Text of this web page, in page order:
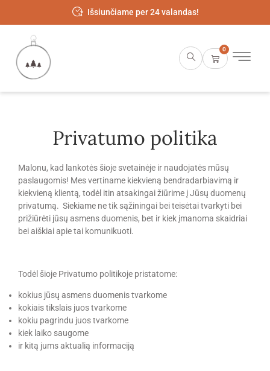
Išsiunčiame per 24 valandas!
0
Privatumo politika
Malonu, kad lankotės šioje svetainėje ir naudojatės mūsų
paslaugomis! Mes vertiname kiekvieną bendradarbiavimą ir
kiekvieną klientą, todėl itin atsakingai žiūrime į Jūsų duomenų
privatumą. Siekiame ne tik sąžiningai bei teisėtai tvarkyti bei
prižiūrėti jūsų asmens duomenis, bet ir kiek įmanoma skaidriai
bei aiškiai apie tai komunikuoti.
Todėl šioje Privatumo politikoje pristatome:
kokius jūsų asmens duomenis tvarkome
kokiais tikslais juos tvarkome
kokiu pagrindu juos tvarkome
kiek laiko saugome
ir kitą jums aktualią informaciją